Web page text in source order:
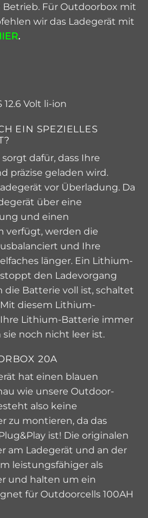
Für Outdoorbox mit
wir das Ladegerät mit
.
12.6 Volt li-ion
EIN SPEZIELLES
dafür, dass Ihre
präzise geladen wird.
vor Überladung. Da
über eine
und einen
verfügt, werden die
und Ihre
länger. Ein Lithium-
den Ladevorgang
die Batterie voll ist, schaltet
diesem Lithium-
Lithium-Batterie immer
noch nicht leer ist.
20A
hat einen blauen
wie unsere Outdoor-
also keine
zu montieren, da das
ist! Die originalen
am Ladegerät und an der
leistungsfähiger als
und halten um ein
für Outdoorcells 100AH